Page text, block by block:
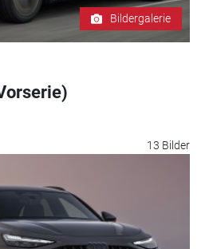
Bildergalerie
13 Bilder